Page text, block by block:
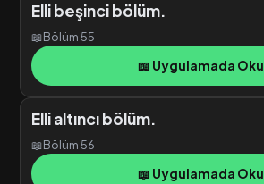
Elli beşinci bölüm.
📖Bölüm 55
📖 Uygulamada Oku
Elli altıncı bölüm.
📖Bölüm 56
📖 Uygulamada Oku